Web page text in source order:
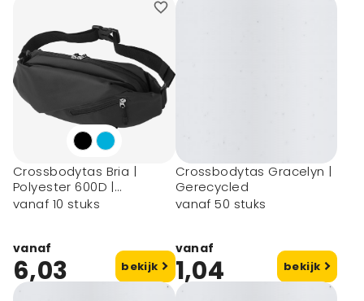
Crossbodytas Bria |
Polyester 600D |
Waterafstotend | 1 l
vanaf 10 stuks
vanaf
6,03 bekijk
Crossbodytas Gracelyn |
Gerecycled
vanaf 50 stuks
vanaf
1,04 bekijk